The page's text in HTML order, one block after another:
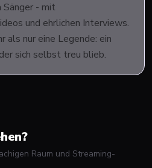
Sänger - mit
und ehrlichen Interviews.
als nur eine Legende: ein
sich selbst treu blieb.
Raum und Streaming-